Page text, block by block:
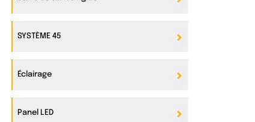
SYSTÈME 45
Éclairage
Panel LED